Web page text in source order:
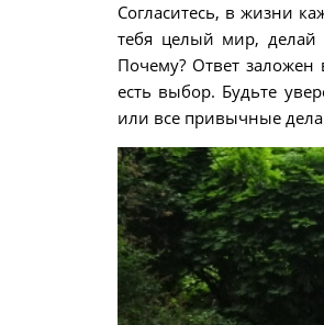
Согласитесь, в жизни
тебя целый мир, делай
Почему? Ответ
есть выбор. Будьте
или все привычные